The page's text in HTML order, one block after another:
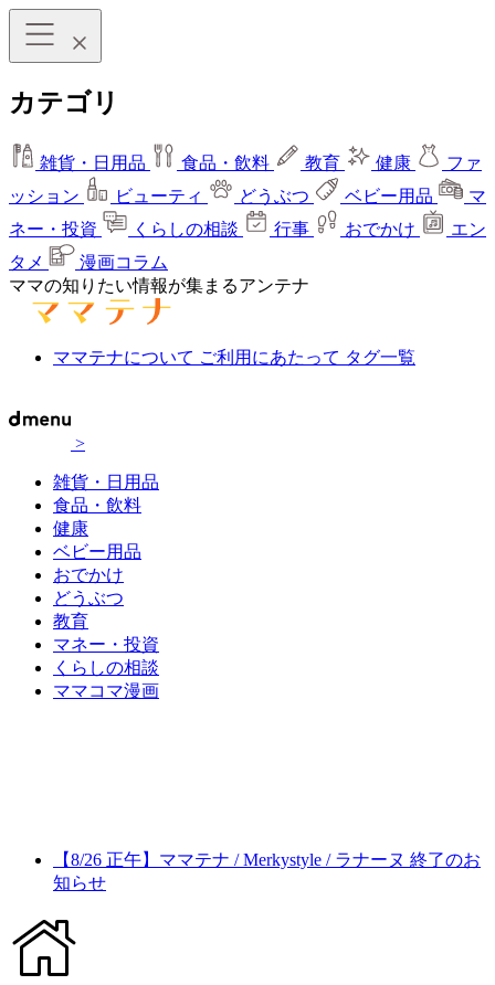
カテゴリ
雑貨・日用品 食品・飲料 教育 健康
ファ
ッション
ビューティ どうぶつ ベビー用品
マ
ネー・投資
くらしの相談 行事 おでかけ
エン
タメ
漫画コラム
ママの知りたい情報が集まるアンテナ
ママテナについて ご利用にあたって タグ一覧
>
雑貨・日用品
食品・飲料
健康
ベビー用品
おでかけ
どうぶつ
教育
マネー・投資
くらしの相談
ママコマ漫画
【8/26 正午】ママテナ / Merkystyle / ラナーヌ 終了のお
知らせ